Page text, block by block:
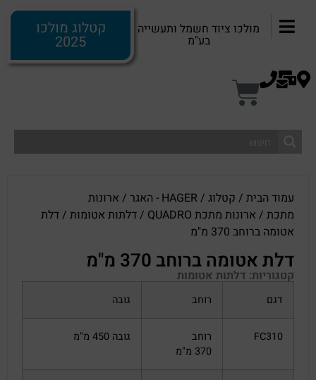
מולכו ציוד חשמל ותעשייה
בע"מ
קטלוג מולכו
2025
עמוד הבית / קטלוג /HAGER - האגר / ארונות
מתכת / ארונות מתכת QUADRO /דלתות אטומות / דלת
אטומה ברוחב 370 מ"מ
דלת אטומה ברוחב 370 מ"מ
קטגוריות: דלתות אטומות
דגם רוחב גובה
FC310
רוחב
370 מ"מ
גובה 450 מ"מ